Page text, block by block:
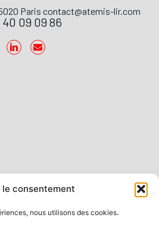
le consentement
nous utilisons des cookies.
Paris contact@atemis-lir.com
40 09 09 86